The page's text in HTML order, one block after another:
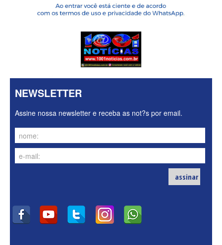
NEWSLETTER
Assine nossa newsletter e receba as not?s por email.